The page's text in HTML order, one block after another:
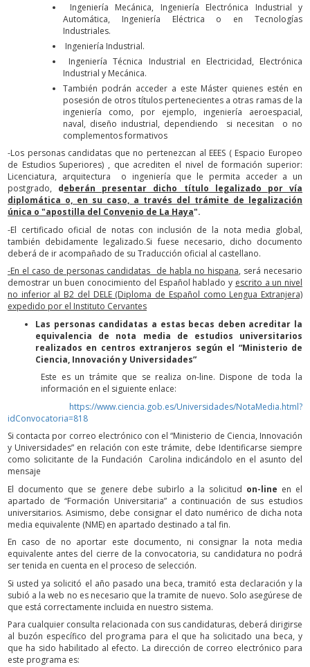
Ingeniería Mecánica, Ingeniería Electrónica Industrial y
Automática, Ingeniería Eléctrica o en Tecnologías
Industriales.
Ingeniería Industrial.
Ingeniería Técnica Industrial en Electricidad, Electrónica
Industrial y Mecánica.
También podrán acceder a este Máster quienes estén en
posesión de otros títulos pertenecientes a otras ramas de la
ingeniería como, por ejemplo, ingeniería aeroespacial,
naval, diseño industrial, dependiendo si necesitan o no
complementos formativos
-Los personas candidatas que no pertenezcan al EEES ( Espacio Europeo
de Estudios Superiores) , que acrediten el nivel de formación superior:
Licenciatura, arquitectura o ingeniería que le permita acceder a un
postgrado, deberán presentar dicho título legalizado por vía
diplomática o, en su caso, a través del trámite de legalización
única o "apostilla del Convenio de La Haya".
-El certificado oficial de notas con inclusión de la nota media global,
también debidamente legalizado.Si fuese necesario, dicho documento
deberá de ir acompañado de su Traducción oficial al castellano.
-En el caso de personas candidatas de habla no hispana, será necesario
demostrar un buen conocimiento del Español hablado y escrito a un nivel
no inferior al B2 del DELE (Diploma de Español como Lengua Extranjera)
expedido por el Instituto Cervantes
Las personas candidatas a estas becas deben acreditar la
equivalencia de nota media de estudios universitarios
realizados en centros extranjeros según el “Ministerio de
Ciencia, Innovación y Universidades”
Este es un trámite que se realiza on-line. Dispone de toda la
información en el siguiente enlace:
https://www.ciencia.gob.es/Universidades/NotaMedia.html?
idConvocatoria=818
Si contacta por correo electrónico con el “Ministerio de Ciencia, Innovación
y Universidades” en relación con este trámite, debe Identificarse siempre
como solicitante de la Fundación Carolina indicándolo en el asunto del
mensaje
El documento que se genere debe subirlo a la solicitud on-line en el
apartado de “Formación Universitaria” a continuación de sus estudios
universitarios. Asimismo, debe consignar el dato numérico de dicha nota
media equivalente (NME) en apartado destinado a tal fin.
En caso de no aportar este documento, ni consignar la nota media
equivalente antes del cierre de la convocatoria, su candidatura no podrá
ser tenida en cuenta en el proceso de selección.
Si usted ya solicitó el año pasado una beca, tramitó esta declaración y la
subió a la web no es necesario que la tramite de nuevo. Solo asegúrese de
que está correctamente incluida en nuestro sistema.
Para cualquier consulta relacionada con sus candidaturas, deberá dirigirse
al buzón específico del programa para el que ha solicitado una beca, y
que ha sido habilitado al efecto. La dirección de correo electrónico para
este programa es: